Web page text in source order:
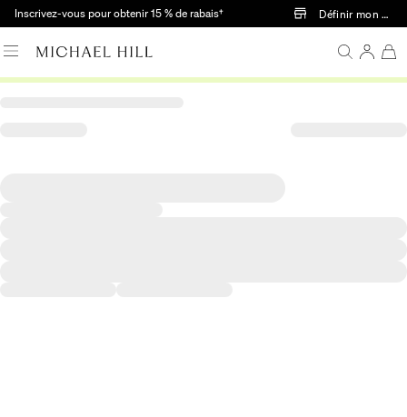
Passer au contenu principal
Inscrivez-vous pour obtenir 15 % de rabais† Définir mon